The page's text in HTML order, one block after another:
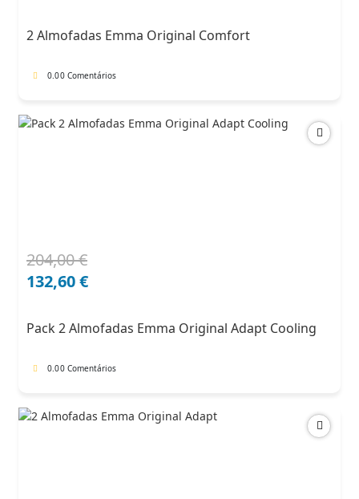
142,00 €.
113,60 €.
2 Almofadas Emma Original Comfort
0.00 Comentários
204,00€
O
preço
204,00 €.
132,60€
O
preço
132,60 €.
Pack 2 Almofadas Emma Original Adapt Cooling
0.00 Comentários